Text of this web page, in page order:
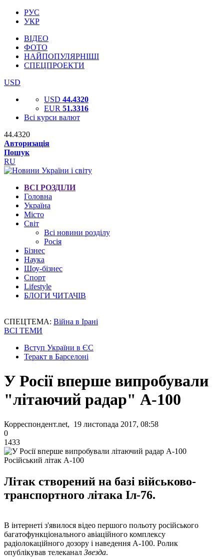
РУС
УКР
ВІДЕО
ФОТО
НАЙПОПУЛЯРНІШІ
СПЕЦПРОЕКТИ
USD
USD 44.4320
EUR 51.3316
Всі курси валют
44.4320
Авторизація
Пошук
RU
ВСІ РОЗДІЛИ
Головна
Україна
Місто
Світ
Всі новини розділу
Росія
Бізнес
Наука
Шоу-бізнес
Спорт
Lifestyle
БЛОГИ ЧИТАЧІВ
СПЕЦТЕМА: Війна в Ірані
ВСІ ТЕМИ
Вступ України в ЄС
Теракт в Барселоні
У Росії вперше випробували
"літаючий радар" А-100
Корреспондент.net, 19 листопада 2017, 08:58
0
1433
Російський літак А-100
Літак створений на базі військово-
транспортного літака Іл-76.
В інтернеті з'явилося відео першого польоту російського
багатофункціонального авіаційного комплексу
радіолокаційного дозору і наведення А-100. Ролик
опублікував телеканал Звезда.